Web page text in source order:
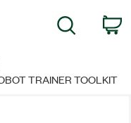
Búsqueda
TRAINER TOOLKIT